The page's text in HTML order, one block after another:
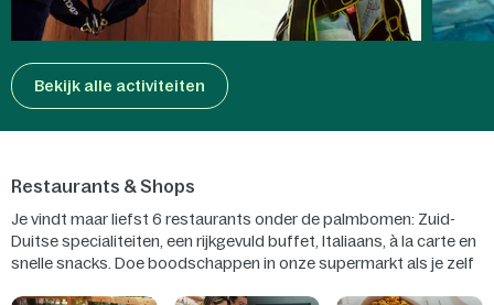
Bekijk alle activiteiten
Restaurants & Shops
Je vindt maar liefst 6 restaurants onder de palmbomen: Zuid-
Duitse specialiteiten, een rijkgevuld buffet, Italiaans, à la carte en
snelle snacks. Doe boodschappen in onze supermarkt als je zelf